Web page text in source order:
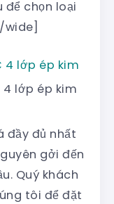
chọn loại
wide]
4 lớp ép kim
đầy đủ nhất
gởi đến
Quý khách
tôi để đặt